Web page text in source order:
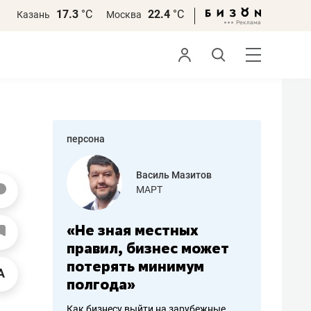
Казань 17.3 °С Москва 22.4 °С
персона
Василь Мазитов
МАРТ
«Не зная местных
правил, бизнес может
потерять минимум
полгода»
«Мне лучше
не заработать
чем потерять